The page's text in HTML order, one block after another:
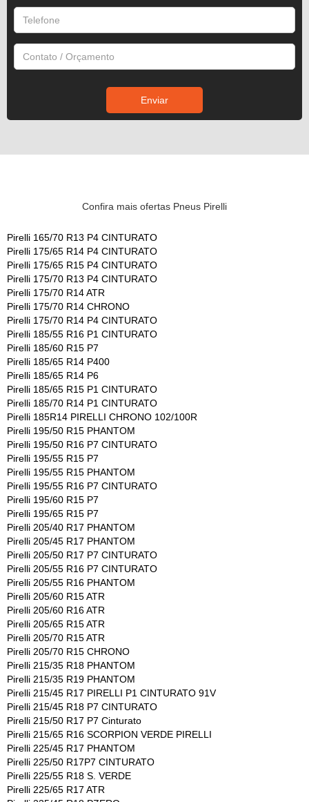
Confira mais ofertas Pneus Pirelli
Pirelli 165/70 R13 P4 CINTURATO
Pirelli 175/65 R14 P4 CINTURATO
Pirelli 175/65 R15 P4 CINTURATO
Pirelli 175/70 R13 P4 CINTURATO
Pirelli 175/70 R14 ATR
Pirelli 175/70 R14 CHRONO
Pirelli 175/70 R14 P4 CINTURATO
Pirelli 185/55 R16 P1 CINTURATO
Pirelli 185/60 R15 P7
Pirelli 185/65 R14 P400
Pirelli 185/65 R14 P6
Pirelli 185/65 R15 P1 CINTURATO
Pirelli 185/70 R14 P1 CINTURATO
Pirelli 185R14 PIRELLI CHRONO 102/100R
Pirelli 195/50 R15 PHANTOM
Pirelli 195/50 R16 P7 CINTURATO
Pirelli 195/55 R15 P7
Pirelli 195/55 R15 PHANTOM
Pirelli 195/55 R16 P7 CINTURATO
Pirelli 195/60 R15 P7
Pirelli 195/65 R15 P7
Pirelli 205/40 R17 PHANTOM
Pirelli 205/45 R17 PHANTOM
Pirelli 205/50 R17 P7 CINTURATO
Pirelli 205/55 R16 P7 CINTURATO
Pirelli 205/55 R16 PHANTOM
Pirelli 205/60 R15 ATR
Pirelli 205/60 R16 ATR
Pirelli 205/65 R15 ATR
Pirelli 205/70 R15 ATR
Pirelli 205/70 R15 CHRONO
Pirelli 215/35 R18 PHANTOM
Pirelli 215/35 R19 PHANTOM
Pirelli 215/45 R17 PIRELLI P1 CINTURATO 91V
Pirelli 215/45 R18 P7 CINTURATO
Pirelli 215/50 R17 P7 Cinturato
Pirelli 215/65 R16 SCORPION VERDE PIRELLI
Pirelli 225/45 R17 PHANTOM
Pirelli 225/50 R17P7 CINTURATO
Pirelli 225/55 R18 S. VERDE
Pirelli 225/65 R17 ATR